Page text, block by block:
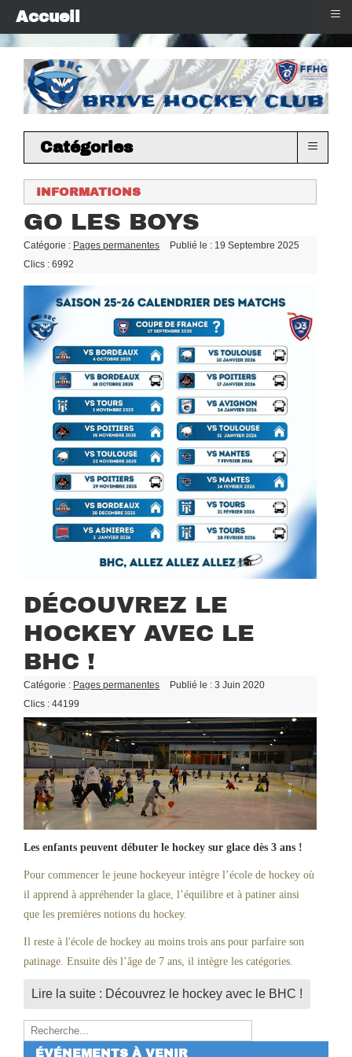
Catégories ≡
INFORMATIONS
GO LES BOYS
Catégorie : Pages permanentes
Publié le : 19 Septembre 2025
Clics : 6992
DÉCOUVREZ LE
HOCKEY AVEC LE
BHC !
Catégorie : Pages permanentes
Publié le : 3 Juin 2020
Clics : 44199
Les enfants peuvent débuter le hockey sur glace dès 3 ans !
Pour commencer le jeune hockeyeur intègre l’école de hockey où
il apprend à appréhender la glace, l’équilibre et à patiner ainsi
que les premières notions du hockey.
Il reste à l'école de hockey au moins trois ans pour parfaire son
patinage. Ensuite dès l’âge de 7 ans, il intègre les catégories.
Lire la suite : Découvrez le hockey avec le BHC !
Rechercher
ÉVÉNEMENTS À VENIR
Accueil ≡